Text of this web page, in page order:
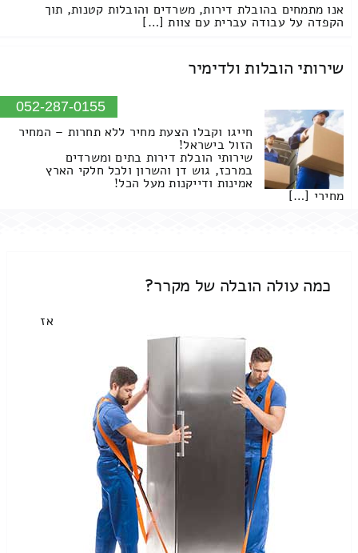
אנו מתמחים בהובלת דירות, משרדים והובלות קטנות, תוך
הקפדה על עבודה עברית עם צוות […]
שירותי הובלות ולדימיר
052-287-0155
חייגו וקבלו הצעת מחיר ללא תחרות – המחיר
הזול בישראל!
שירותי הובלת דירות בתים ומשרדים
במרכז, גוש דן והשרון ולכל חלקי הארץ
אמינות ודייקנות מעל הכל!
מחירי […]
כמה עולה הובלה של מקרר?
אז